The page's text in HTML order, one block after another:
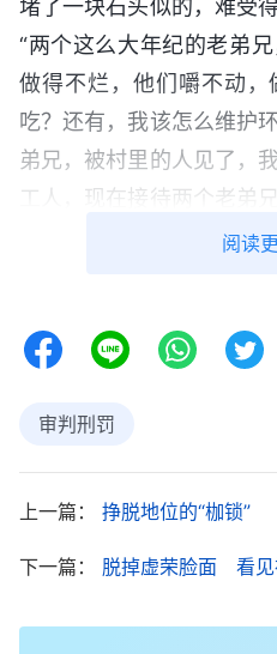
堵了一块石头似的，难受
“两个这么大年纪的老弟
做得不烂，他们嚼不动
吃？还有，我该怎么维护
弟兄，被村里的人见了，
工人，现在接待两个老弟
工，别人也不会相信，谁
息？尽这个本分真是太没
说什么，只好把两个老弟
心里不愿意接触两个老弟
话，心里憋屈得饭都吃不
阅读
审判刑罚
上一篇： 挣脱地位的“枷锁”
下一篇： 脱掉虚荣脸面 看见